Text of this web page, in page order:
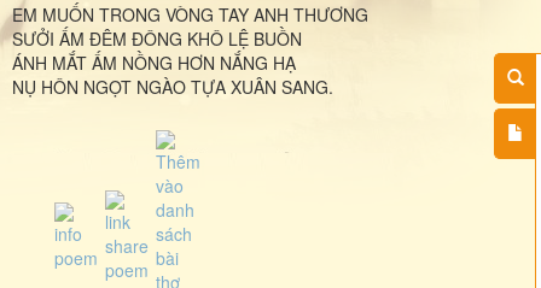
EM MUỐN TRONG VÒNG TAY ANH THƯƠNG
SƯỞI ẤM ĐÊM ĐÔNG KHÔ LỆ BUỒN
ÁNH MẮT ẤM NỒNG HƠN NẮNG HẠ
NỤ HÔN NGỌT NGÀO TỰA XUÂN SANG.